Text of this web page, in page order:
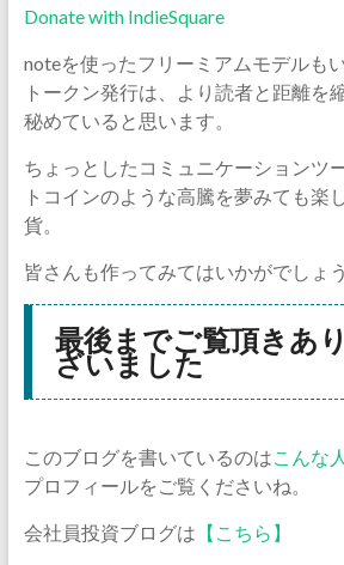
Donate with IndieSquare
noteを使ったフリーミアムモデルも
トークン発行は、より読者と距離を
秘めていると思います。
ちょっとしたコミュニケーションツ
トコインのような高騰を夢みても楽
貨。
皆さんも作ってみてはいかがでしょ
最後までご覧頂きあ
ざいました
このブログを書いているのはこんな人
プロフィールをご覧くださいね。
会社員投資ブログは 【こちら】